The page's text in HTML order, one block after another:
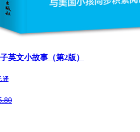
英文小故事（第2版）
译